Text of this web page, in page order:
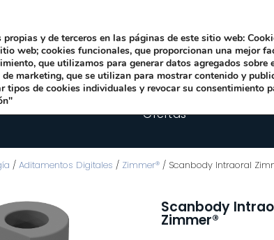
Ofertas
/ Aditamentos Digitales / Zimmer® / Scanbody Intraoral
Scanbody
Zimmer®
y de terceros en las páginas de este sitio web:
web; cookies funcionales, que proporcionan una mejor
que utilizamos para generar datos agregados sobre
marketing, que se utilizan para mostrar contenido y
tipos de cookies individuales y revocar su consentimiento